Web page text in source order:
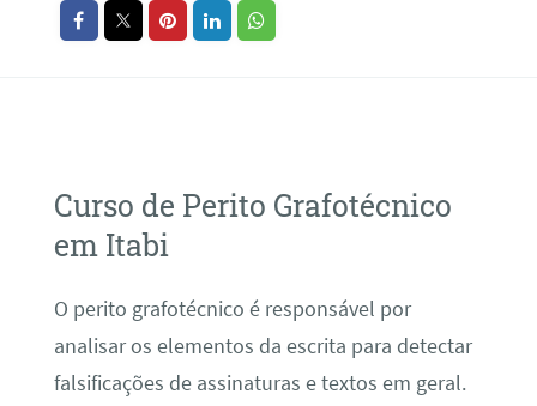
Curso de Perito Grafotécnico
em Itabi
O perito grafotécnico é responsável por
analisar os elementos da escrita para detectar
falsificações de assinaturas e textos em geral.